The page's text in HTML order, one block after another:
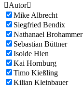
Autor
Mike Albrecht
Siegfried Bendix
Nathanael Brohammer
Sebastian Büttner
Isolde Hien
Kai Hornburg
Timo Kießling
Kilian Kleinbauer